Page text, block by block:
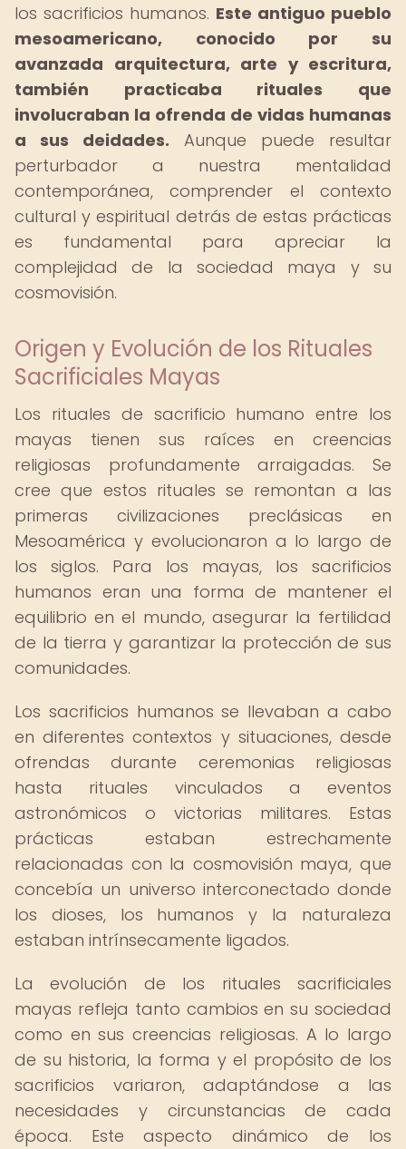
los sacrificios humanos. Este antiguo pueblo
mesoamericano, conocido por su
avanzada arquitectura, arte y escritura,
también practicaba rituales que
involucraban la ofrenda de vidas humanas
a sus deidades. Aunque puede resultar
perturbador a nuestra mentalidad
contemporánea, comprender el contexto
cultural y espiritual detrás de estas prácticas
es fundamental para apreciar la
complejidad de la sociedad maya y su
cosmovisión.
Origen y Evolución de los Rituales
Sacrificiales Mayas
Los rituales de sacrificio humano entre los
mayas tienen sus raíces en creencias
religiosas profundamente arraigadas. Se
cree que estos rituales se remontan a las
primeras civilizaciones preclásicas en
Mesoamérica y evolucionaron a lo largo de
los siglos. Para los mayas, los sacrificios
humanos eran una forma de mantener el
equilibrio en el mundo, asegurar la fertilidad
de la tierra y garantizar la protección de sus
comunidades.
Los sacrificios humanos se llevaban a cabo
en diferentes contextos y situaciones, desde
ofrendas durante ceremonias religiosas
hasta rituales vinculados a eventos
astronómicos o victorias militares. Estas
prácticas estaban estrechamente
relacionadas con la cosmovisión maya, que
concebía un universo interconectado donde
los dioses, los humanos y la naturaleza
estaban intrínsecamente ligados.
La evolución de los rituales sacrificiales
mayas refleja tanto cambios en su sociedad
como en sus creencias religiosas. A lo largo
de su historia, la forma y el propósito de los
sacrificios variaron, adaptándose a las
necesidades y circunstancias de cada
época. Este aspecto dinámico de los